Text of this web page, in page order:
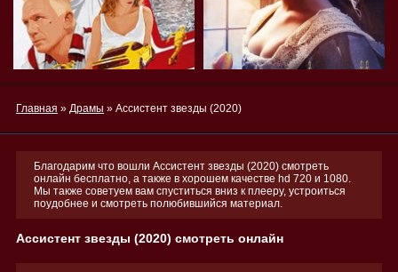
Главная » Драмы » Ассистент звезды (2020)
Благодарим что вошли Ассистент звезды (2020) смотреть
онлайн бесплатно, а также в хорошем качестве hd 720 и 1080.
Мы также советуем вам спуститься вниз к плееру, устроиться
поудобнее и смотреть полюбившийся материал.
Ассистент звезды (2020) смотреть онлайн